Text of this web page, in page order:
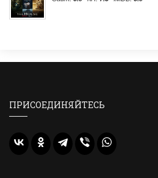
ПРИСОЕДИНЯЙТЕСЬ